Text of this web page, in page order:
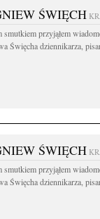
ŚWIĘCH
smutkiem przyjąłem
Święcha dziennikarza,
ŚWIĘCH
smutkiem przyjąłem
Święcha dziennikarza,